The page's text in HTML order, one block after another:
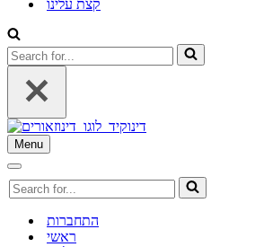
קצת עלינו
Menu
התחברות
ראשי